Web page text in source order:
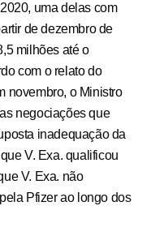
uma delas com
de dezembro de
milhões até o
com o relato do
novembro, o Ministro
negociações que
inadequação da
V. Exa. qualificou
V. Exa. não
Pfizer ao longo dos